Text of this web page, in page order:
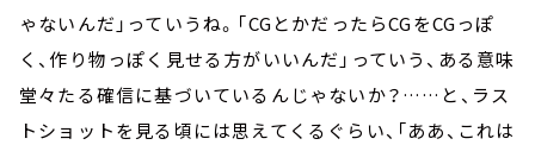
ゃないんだ」っていうね。「CGとかだったらCGをCGっぽ
く、作り物っぽく見せる方がいいんだ」っていう、ある意味
堂々たる確信に基づいているんじゃないか？……と、ラス
トショットを見る頃には思えてくるぐらい、「ああ、これは